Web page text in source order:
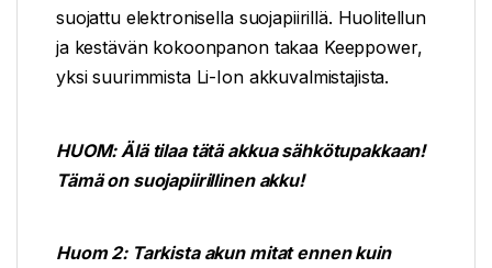
suojattu elektronisella suojapiirillä. Huolitellun
ja kestävän kokoonpanon takaa Keeppower,
yksi suurimmista Li-Ion akkuvalmistajista.
HUOM: Älä tilaa tätä akkua sähkötupakkaan!
Tämä on suojapiirillinen akku!
Huom 2: Tarkista akun mitat ennen kuin